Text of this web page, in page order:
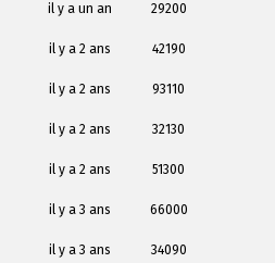
il y a un an 29200
il y a 2 ans 42190
il y a 2 ans 93110
il y a 2 ans 32130
il y a 2 ans 51300
il y a 3 ans 66000
il y a 3 ans 34090